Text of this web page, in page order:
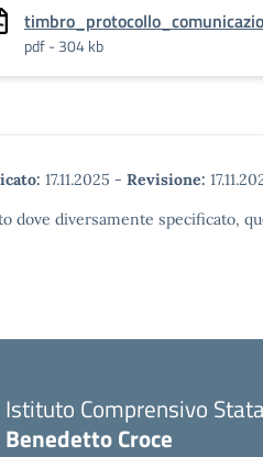
pdf - 304 kb
17.11.2025 - Revisione:
dove diversamente specificato,
Istituto Comprensivo
Benedetto Croce